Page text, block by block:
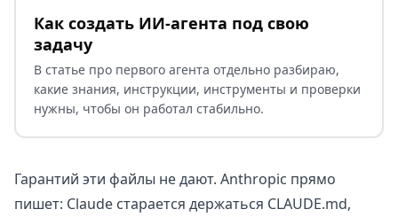
Как создать ИИ-агента под свою
задачу
В статье про первого агента отдельно разбираю,
какие знания, инструкции, инструменты и проверки
нужны, чтобы он работал стабильно.
Гарантий эти файлы не дают. Anthropic прямо
пишет: Claude старается держаться CLAUDE.md,